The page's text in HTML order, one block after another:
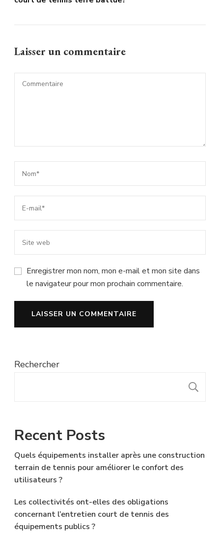
Laisser un commentaire
Enregistrer mon nom, mon e-mail et mon site dans
le navigateur pour mon prochain commentaire.
Rechercher
Recent Posts
Quels équipements installer après une construction
terrain de tennis pour améliorer le confort des
utilisateurs ?
Les collectivités ont-elles des obligations
concernant l’entretien court de tennis des
équipements publics ?